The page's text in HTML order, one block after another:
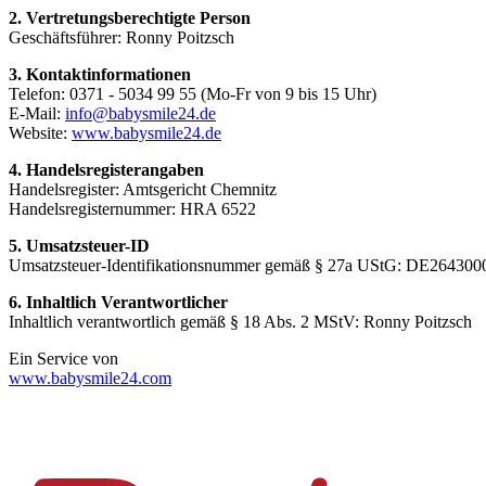
2. Vertretungsberechtigte Person
Geschäftsführer: Ronny Poitzsch
3. Kontaktinformationen
Telefon: 0371 - 5034 99 55 (Mo-Fr von 9 bis 15 Uhr)
E-Mail: info@babysmile24.de
Website: www.babysmile24.de
4. Handelsregisterangaben
Handelsregister: Amtsgericht Chemnitz
Handelsregisternummer: HRA 6522
5. Umsatzsteuer-ID
Umsatzsteuer-Identifikationsnummer gemäß § 27a UStG:
6. Inhaltlich Verantwortlicher
Inhaltlich verantwortlich gemäß § 18 Abs. 2 MStV: Ronny Poitzsch
Ein Service von
www.babysmile24.com